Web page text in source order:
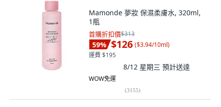
Mamonde 夢妝 保濕柔膚水, 320ml,
1瓶
首購折扣價$313
59% $126 ($3.94/10ml)
運費 $195
8/12 星期三 預計送達
WOW免運
(3155)